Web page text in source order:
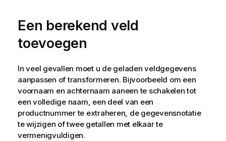
Een berekend veld
toevoegen
In veel gevallen moet u de geladen veldgegevens
aanpassen of transformeren. Bijvoorbeeld om een
voornaam en achternaam aaneen te schakelen tot
een volledige naam, een deel van een
productnummer te extraheren, de gegevensnotatie
te wijzigen of twee getallen met elkaar te
vermenigvuldigen.